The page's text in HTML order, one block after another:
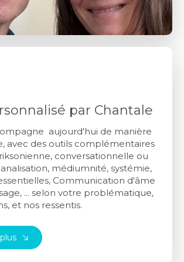
par Chantale
aujourd'hui de manière
avec des outils complémentaires
conversationnelle ou
médiumnité, systémie,
Communication d'âme
... selon votre problématique,
et nos ressentis.